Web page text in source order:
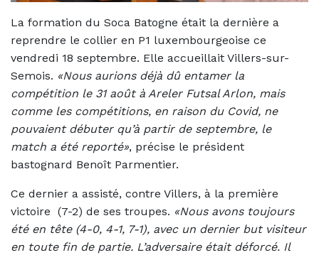
La formation du Soca Batogne était la dernière a
reprendre le collier en P1 luxembourgeoise ce
vendredi 18 septembre. Elle accueillait Villers-sur-
Semois. «Nous aurions déjà dû entamer la
compétition le 31 août à Areler Futsal Arlon, mais
comme les compétitions, en raison du Covid, ne
pouvaient débuter qu’à partir de septembre, le
match a été reporté», précise le président
bastognard Benoît Parmentier.
Ce dernier a assisté, contre Villers, à la première
victoire (7-2) de ses troupes. «Nous avons toujours
été en tête (4-0, 4-1, 7-1), avec un dernier but visiteur
en toute fin de partie. L’adversaire était déforcé. Il